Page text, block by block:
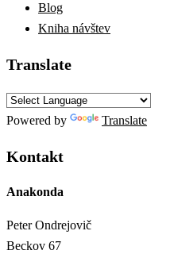
Blog
Kniha návštev
Translate
Powered by Translate
Kontakt
Anakonda
Peter Ondrejovič
Beckov 67